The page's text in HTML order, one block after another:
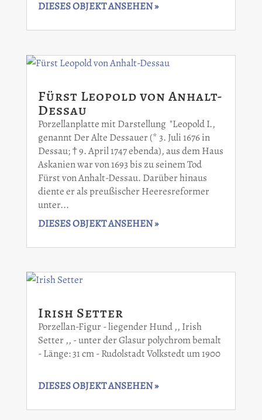
DIESES OBJEKT ANSEHEN »
Fürst Leopold von Anhalt-
Dessau
Porzellanplatte mit Darstellung "Leopold I.,
genannt Der Alte Dessauer (* 3. Juli 1676 in
Dessau; † 9. April 1747 ebenda), aus dem Haus
Askanien war von 1693 bis zu seinem Tod
Fürst von Anhalt-Dessau. Darüber hinaus
diente er als preußischer Heeresreformer
unter...
DIESES OBJEKT ANSEHEN »
Irish Setter
Porzellan-Figur - liegender Hund ,, Irish
Setter ,, - unter der Glasur polychrom bemalt
- Länge: 31 cm - Rudolstadt Volkstedt um 1900
DIESES OBJEKT ANSEHEN »